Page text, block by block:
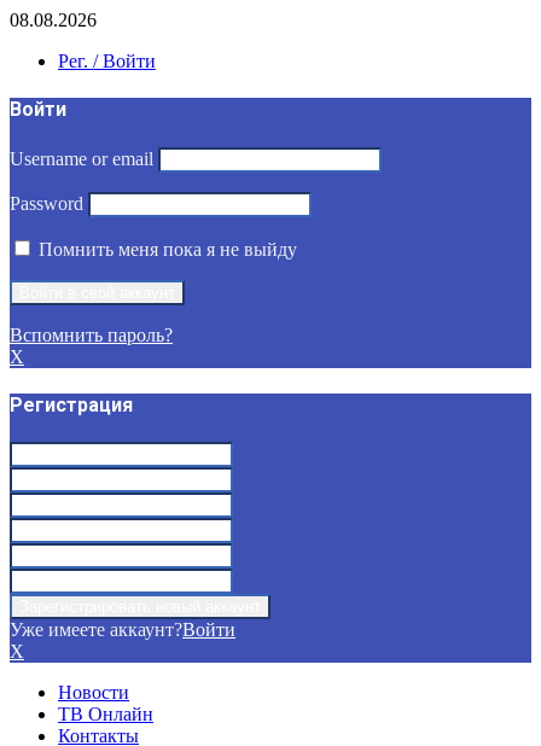
08.08.2026
Рег. / Войти
Войти
Username or email
Password
Помнить меня пока я не выйду
Вспомнить пароль?
X
Регистрация
Уже имеете аккаунт?Войти
X
Новости
ТВ Онлайн
Контакты